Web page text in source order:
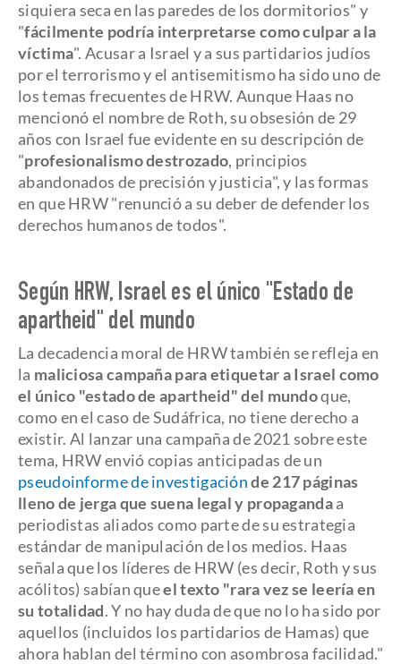
siquiera seca en las paredes de los dormitorios" y
"fácilmente podría interpretarse como culpar a la
víctima". Acusar a Israel y a sus partidarios judíos
por el terrorismo y el antisemitismo ha sido uno de
los temas frecuentes de HRW. Aunque Haas no
mencionó el nombre de Roth, su obsesión de 29
años con Israel fue evidente en su descripción de
"profesionalismo destrozado, principios
abandonados de precisión y justicia", y las formas
en que HRW "renunció a su deber de defender los
derechos humanos de todos".
Según HRW, Israel es el único "Estado de
apartheid" del mundo
La decadencia moral de HRW también se refleja en
la maliciosa campaña para etiquetar a Israel como
el único "estado de apartheid" del mundoque,
como en el caso de Sudáfrica, no tiene derecho a
existir. Al lanzar una campaña de 2021 sobre este
tema, HRW envió copias anticipadas de un
pseudoinforme de investigaciónde 217 páginas
lleno de jerga que suena legal y propagandaa
periodistas aliados como parte de su estrategia
estándar de manipulación de los medios. Haas
señala que los líderes de HRW (es decir, Roth y sus
acólitos) sabían queel texto "rara vez se leería en
su totalidad. Y no hay duda de que no lo ha sido por
aquellos (incluidos los partidarios de Hamas) que
ahora hablan del término con asombrosa facilidad."